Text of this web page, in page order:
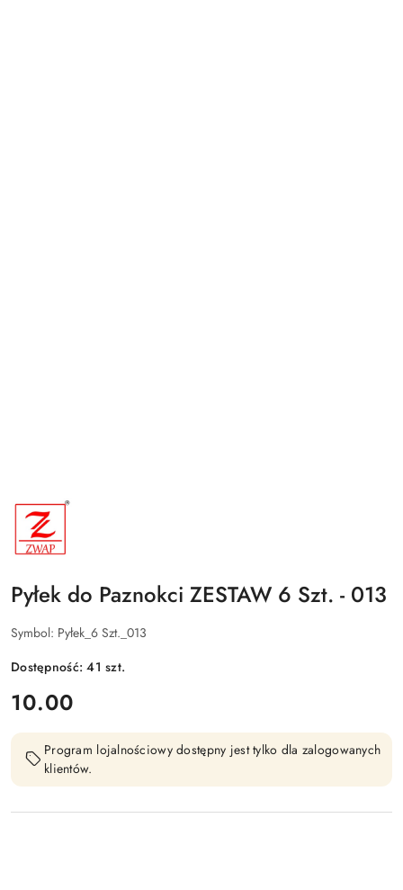
NAZWA
PRODUCENTA:
ZWAP
Pyłek do Paznokci ZESTAW 6 Szt. - 013
Symbol: Pyłek_6 Szt._013
Dostępność:41szt.
cena:
10.00
Program lojalnościowy dostępny jest tylko dla zalogowanych
klientów.